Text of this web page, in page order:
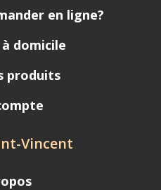
en ligne?
domicile
produits
Vincent